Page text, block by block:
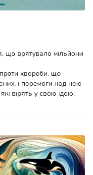
що врятувало мільйони
хвороби, що
і перемоги над нею
вірять у свою ідею.